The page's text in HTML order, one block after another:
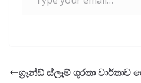
ග්‍රෑන්ඩ් ස්ලෑම් ශූරතා